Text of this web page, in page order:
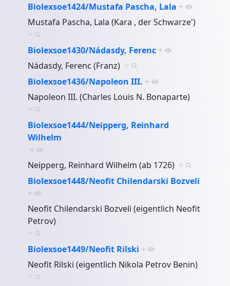
Biolexsoe1424/Mustafa Pascha, Lala +
Mustafa Pascha, Lala (Kara , der Schwarze')
+
Biolexsoe1430/Nádasdy, Ferenc +
Nádasdy, Ferenc (Franz) +
Biolexsoe1436/Napoleon III. +
Napoleon III. (Charles Louis N. Bonaparte)
+
Biolexsoe1444/Neipperg, Reinhard
Wilhelm
+
Neipperg, Reinhard Wilhelm (ab 1726) +
Biolexsoe1448/Neofit Chilendarski Bozveli
+
Neofit Chilendarski Bozveli (eigentlich Neofit
Petrov)
+
Biolexsoe1449/Neofit Rilski +
Neofit Rilski (eigentlich Nikola Petrov Benin)
+